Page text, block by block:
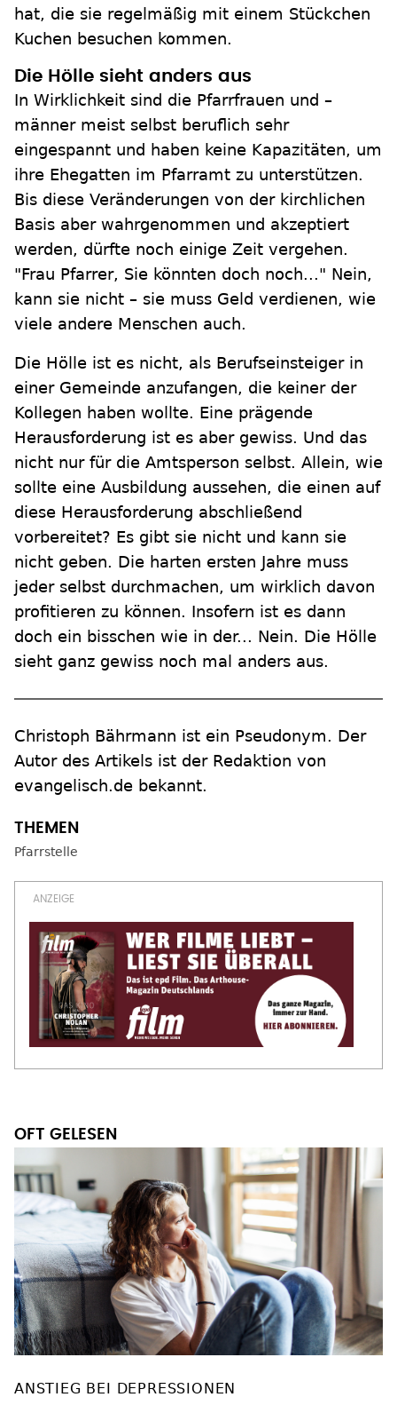
hat, die sie regelmäßig mit einem Stückchen
Kuchen besuchen kommen.
Die Hölle sieht anders aus
In Wirklichkeit sind die Pfarrfrauen und –
männer meist selbst beruflich sehr
eingespannt und haben keine Kapazitäten, um
ihre Ehegatten im Pfarramt zu unterstützen.
Bis diese Veränderungen von der kirchlichen
Basis aber wahrgenommen und akzeptiert
werden, dürfte noch einige Zeit vergehen.
"Frau Pfarrer, Sie könnten doch noch..." Nein,
kann sie nicht – sie muss Geld verdienen, wie
viele andere Menschen auch.
Die Hölle ist es nicht, als Berufseinsteiger in
einer Gemeinde anzufangen, die keiner der
Kollegen haben wollte. Eine prägende
Herausforderung ist es aber gewiss. Und das
nicht nur für die Amtsperson selbst. Allein, wie
sollte eine Ausbildung aussehen, die einen auf
diese Herausforderung abschließend
vorbereitet? Es gibt sie nicht und kann sie
nicht geben. Die harten ersten Jahre muss
jeder selbst durchmachen, um wirklich davon
profitieren zu können. Insofern ist es dann
doch ein bisschen wie in der... Nein. Die Hölle
sieht ganz gewiss noch mal anders aus.
Christoph Bährmann ist ein Pseudonym. Der
Autor des Artikels ist der Redaktion von
evangelisch.de bekannt.
Pfarrstelle
OFT GELESEN
ANSTIEG BEI DEPRESSIONEN